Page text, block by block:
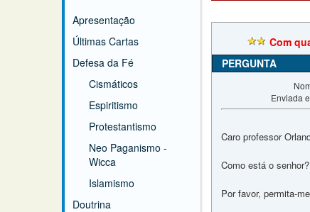
Apresentação
Últimas Cartas
Defesa da Fé
Cismáticos
Espiritismo
Protestantismo
Neo Paganismo -
Wicca
Islamismo
Doutrina
Com
PERGUNTA
Enviada
Caro professor
Como está o senhor?
Por favor, permita-